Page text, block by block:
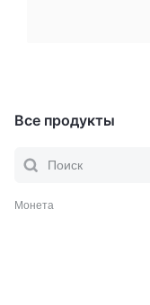
Все продукты
Монета